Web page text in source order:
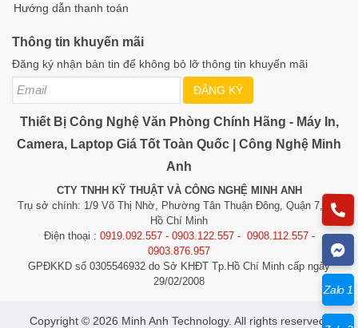
Hướng dẫn thanh toán
Thông tin khuyến mãi
Đăng ký nhận bản tin để không bỏ lỡ thông tin khuyến mãi
ĐĂNG KÝ
Thiết Bị Công Nghệ Văn Phòng Chính Hãng - Máy In,
Camera, Laptop Giá Tốt Toàn Quốc | Công Nghệ Minh
Anh
CTY TNHH KỸ THUẬT VÀ CÔNG NGHỆ MINH ANH
Trụ sở chính: 1/9 Võ Thị Nhờ, Phường Tân Thuận Đông, Quận 7, TP.
Hồ Chí Minh
Điện thoại : 0919.092.557 - 0903.122.557 - 0908.112.557 -
0903.876.957
GPĐKKD số 0305546932 do Sở KHĐT Tp.Hồ Chí Minh cấp ngày
29/02/2008
​​​​​​Copyright © 2026 Minh Anh Technology. All rights reserved.
Zalo 1